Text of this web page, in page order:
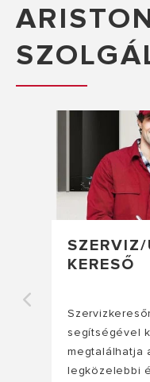
KERESŐ
segítségével
megtalálhatja
legközelebbi